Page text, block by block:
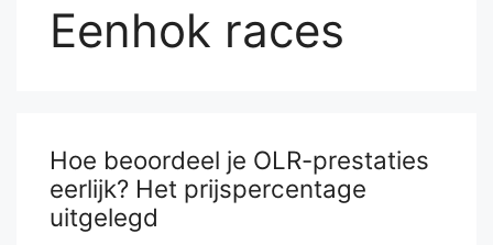
Eenhok races
Hoe beoordeel je OLR-prestaties
eerlijk? Het prijspercentage
uitgelegd